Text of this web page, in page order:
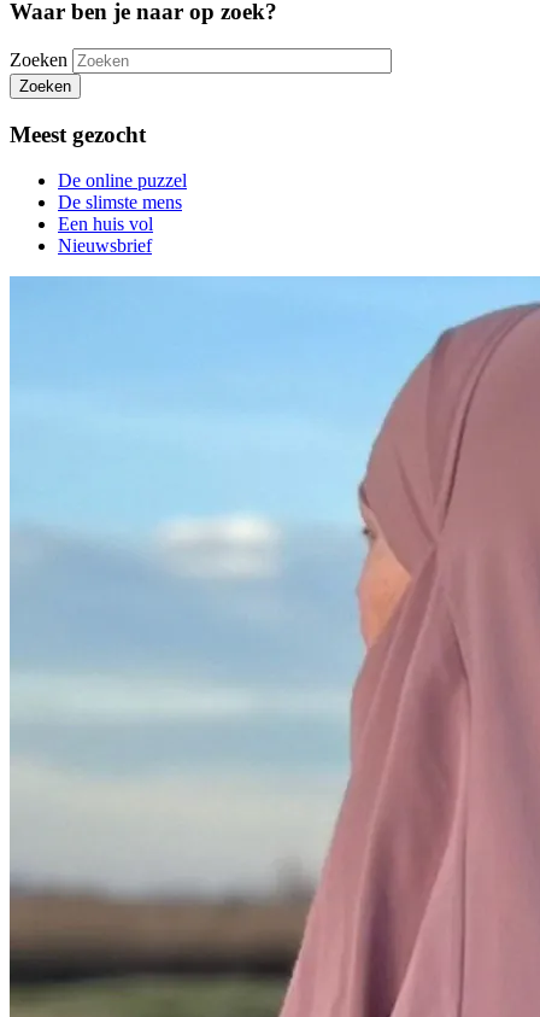
Waar ben je naar op zoek?
Zoeken
Zoeken
Meest gezocht
De online puzzel
De slimste mens
Een huis vol
Nieuwsbrief